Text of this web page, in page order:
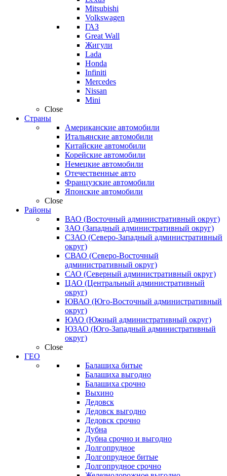
Mitsubishi
Volkswagen
ГАЗ
Great Wall
Жигули
Lada
Honda
Infiniti
Mercedes
Nissan
Mini
Close
Страны
Американские автомобили
Итальянские автомобили
Китайские автомобили
Корейские автомобили
Немецкие автомобили
Отечественные авто
Французские автомобили
Японские автомобили
Close
Районы
ВАО (Восточный административный округ)
ЗАО (Западный административный округ)
СЗАО (Северо-Западный административный
округ)
СВАО (Северо-Восточный
административный округ)
САО (Северный административный округ)
ЦАО (Центральный административный
округ)
ЮВАО (Юго-Восточный административный
округ)
ЮАО (Южный административный округ)
ЮЗАО (Юго-Западный административный
округ)
Close
ГЕО
Балашиха битые
Балашиха выгодно
Балашиха срочно
Выхино
Дедовск
Дедовск выгодно
Дедовск срочно
Дубна
Дубна срочно и выгодно
Долгопрудное
Долгопрудное битые
Долгопрудное срочно